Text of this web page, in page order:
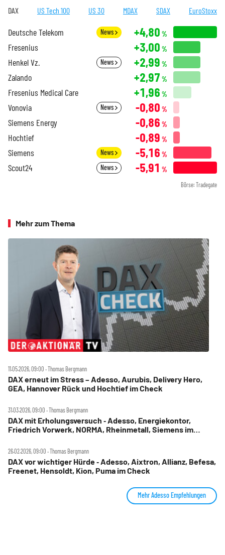
DAX US Tech 100 US 30 MDAX SDAX EuroStoxx
Deutsche Telekom News +4,80 %
Fresenius +3,00 %
Henkel Vz. News +2,99 %
Zalando +2,97 %
Fresenius Medical Care +1,96 %
Vonovia News -0,80 %
Siemens Energy -0,86 %
Hochtief -0,89 %
Siemens News -5,16 %
Scout24 News -5,91 %
Börse: Tradegate
Mehr zum Thema
11.05.2026, 09:00 ‧ Thomas Bergmann
DAX erneut im Stress – Adesso, Aurubis, Delivery Hero,
GEA, Hannover Rück und Hochtief im Check
31.03.2026, 09:00 ‧ Thomas Bergmann
DAX mit Erholungsversuch ‑ Adesso, Energiekontor,
Friedrich Vorwerk, NORMA, Rheinmetall, Siemens im
26.02.2026, 09:00 ‧ Thomas Bergmann
DAX vor wichtiger Hürde ‑ Adesso, Aixtron, Allianz, Befesa,
Freenet, Hensoldt, Kion, Puma im Check
Mehr Adesso Empfehlungen